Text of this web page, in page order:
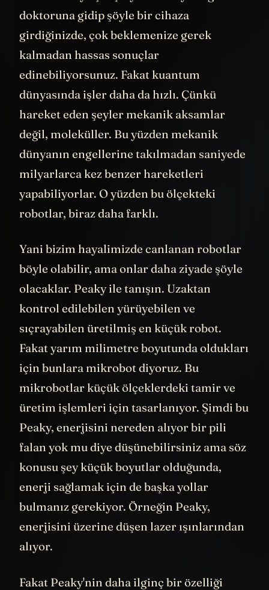
doktoruna gidip şöyle bir cihaza
girdiğinizde, çok beklemenize gerek
kalmadan hassas sonuçlar
edinebiliyorsunuz. Fakat kuantum
dünyasında işler daha da hızlı. Çünkü
hareket eden şeyler mekanik aksamlar
değil, moleküller. Bu yüzden mekanik
dünyanın engellerine takılmadan saniyede
milyarlarca kez benzer hareketleri
yapabiliyorlar. O yüzden bu ölçekteki
robotlar, biraz daha farklı.
Yani bizim hayalimizde canlanan robotlar
böyle olabilir, ama onlar daha ziyade şöyle
olacaklar. Peaky ile tanışın. Uzaktan
kontrol edilebilen yürüyebilen ve
sıçrayabilen üretilmiş en küçük robot.
Fakat yarım milimetre boyutunda oldukları
için bunlara mikrobot diyoruz. Bu
mikrobotlar küçük ölçeklerdeki tamir ve
üretim işlemleri için tasarlanıyor. Şimdi bu
Peaky, enerjisini nereden alıyor bir pili
falan yok mu diye düşünebilirsiniz ama söz
konusu şey küçük boyutlar olduğunda,
enerji sağlamak için de başka yollar
bulmanız gerekiyor. Örneğin Peaky,
enerjisini üzerine düşen lazer ışınlarından
alıyor.
Fakat Peaky'nin daha ilginç bir özelliği